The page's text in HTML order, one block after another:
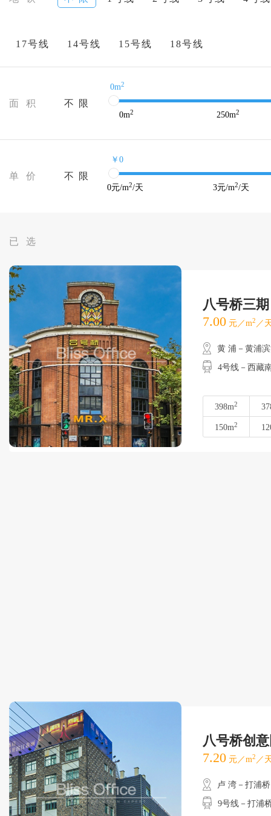
17号线 14号线 15号线 18号线
面 积 不 限
0m2
0m2 250m2
单 价 不 限
￥0
0元/m2/天 3元/m2/天
已 选
八号桥三期
7.00 元／m2 ／
黄 浦－黄浦
4号线－西藏南
398m2
150m2
八号桥创
7.20 元／m2 ／
卢 湾－打浦桥
9号线－打浦